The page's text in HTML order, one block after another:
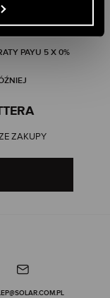
DOSTAWA OD 499 ZŁ
PAYU 5 X 0%
ZAKUPY